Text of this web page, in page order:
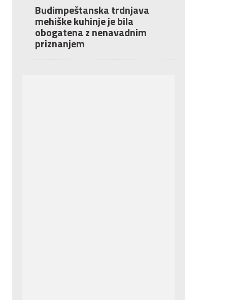
Budimpeštanska trdnjava
mehiške kuhinje je bila
obogatena z nenavadnim
priznanjem